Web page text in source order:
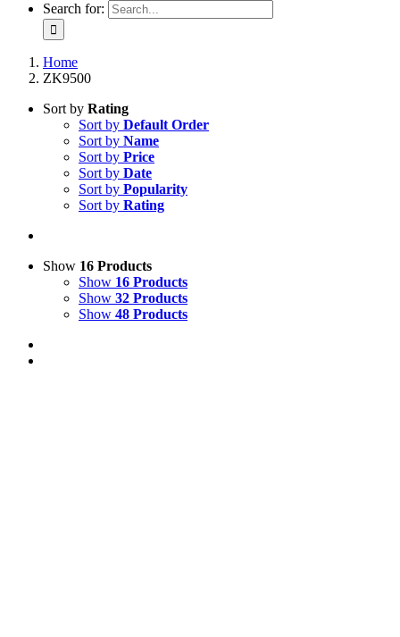
Search for:
Home
ZK9500
Sort by Rating
Sort by Default Order
Sort by Name
Sort by Price
Sort by Date
Sort by Popularity
Sort by Rating
Show 16 Products
Show 16 Products
Show 32 Products
Show 48 Products